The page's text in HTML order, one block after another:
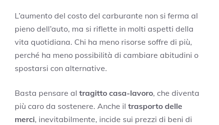
L’aumento del costo del carburante non si ferma al
pieno dell’auto, ma si riflette in molti aspetti della
vita quotidiana. Chi ha meno risorse soffre di più,
perché ha meno possibilità di cambiare abitudini o
spostarsi con alternative.
Basta pensare al tragitto casa-lavoro, che diventa
più caro da sostenere. Anche il trasporto delle
merci, inevitabilmente, incide sui prezzi di beni di